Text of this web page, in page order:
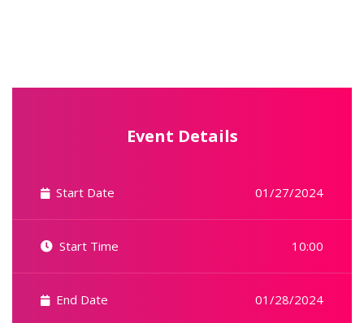
Event Details
Start Date 01/27/2024
Start Time 10:00
End Date 01/28/2024